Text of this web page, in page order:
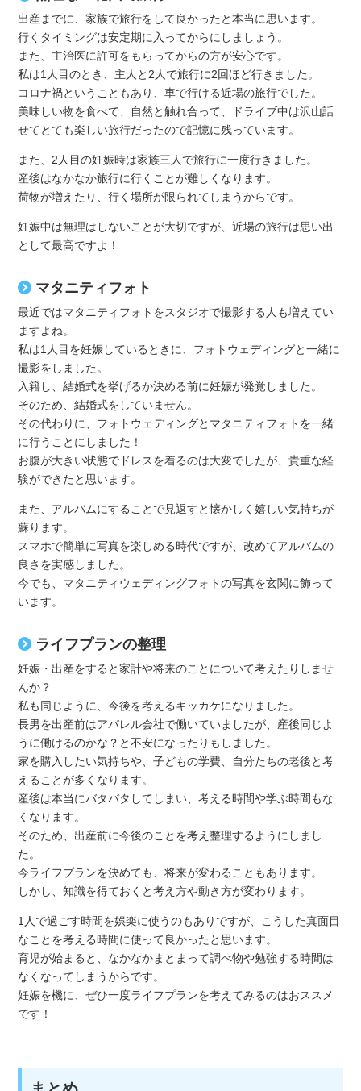
出産までに、家族で旅行をして良かったと本当に思います。
行くタイミングは安定期に入ってからにしましょう。
また、主治医に許可をもらってからの方が安心です。
私は1人目のとき、主人と2人で旅行に2回ほど行きました。
コロナ禍ということもあり、車で行ける近場の旅行でした。
美味しい物を食べて、自然と触れ合って、ドライブ中は沢山話
せてとても楽しい旅行だったので記憶に残っています。
また、2人目の妊娠時は家族三人で旅行に一度行きました。
産後はなかなか旅行に行くことが難しくなります。
荷物が増えたり、行く場所が限られてしまうからです。
妊娠中は無理はしないことが大切ですが、近場の旅行は思い出
として最高ですよ！
マタニティフォト
最近ではマタニティフォトをスタジオで撮影する人も増えてい
ますよね。
私は1人目を妊娠しているときに、フォトウェディングと一緒に
撮影をしました。
入籍し、結婚式を挙げるか決める前に妊娠が発覚しました。
そのため、結婚式をしていません。
その代わりに、フォトウェディングとマタニティフォトを一緒
に行うことにしました！
お腹が大きい状態でドレスを着るのは大変でしたが、貴重な経
験ができたと思います。
また、アルバムにすることで見返すと懐かしく嬉しい気持ちが
蘇ります。
スマホで簡単に写真を楽しめる時代ですが、改めてアルバムの
良さを実感しました。
今でも、マタニティウェディングフォトの写真を玄関に飾って
います。
ライフプランの整理
妊娠・出産をすると家計や将来のことについて考えたりしませ
んか？
私も同じように、今後を考えるキッカケになりました。
長男を出産前はアパレル会社で働いていましたが、産後同じよ
うに働けるのかな？と不安になったりもしました。
家を購入したい気持ちや、子どもの学費、自分たちの老後と考
えることが多くなります。
産後は本当にバタバタしてしまい、考える時間や学ぶ時間もな
くなります。
そのため、出産前に今後のことを考え整理するようにしまし
た。
今ライフプランを決めても、将来が変わることもあります。
しかし、知識を得ておくと考え方や動き方が変わります。
1人で過ごす時間を娯楽に使うのもありですが、こうした真面目
なことを考える時間に使って良かったと思います。
育児が始まると、なかなかまとまって調べ物や勉強する時間は
なくなってしまうからです。
妊娠を機に、ぜひ一度ライフプランを考えてみるのはおススメ
です！